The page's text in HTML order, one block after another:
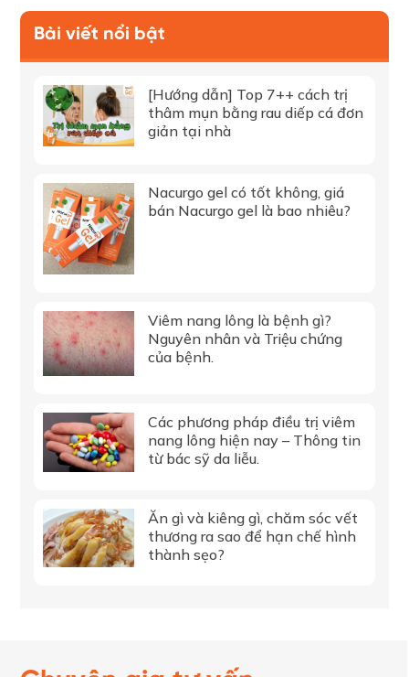
Bài viết nổi bật
[Hướng dẫn] Top 7++ cách trị
thâm mụn bằng rau diếp cá đơn
giản tại nhà
Nacurgo gel có tốt không, giá
bán Nacurgo gel là bao nhiêu?
Viêm nang lông là bệnh gì?
Nguyên nhân và Triệu chứng
của bệnh.
Các phương pháp điều trị viêm
nang lông hiện nay – Thông tin
từ bác sỹ da liễu.
Ăn gì và kiêng gì, chăm sóc vết
thương ra sao để hạn chế hình
thành sẹo?